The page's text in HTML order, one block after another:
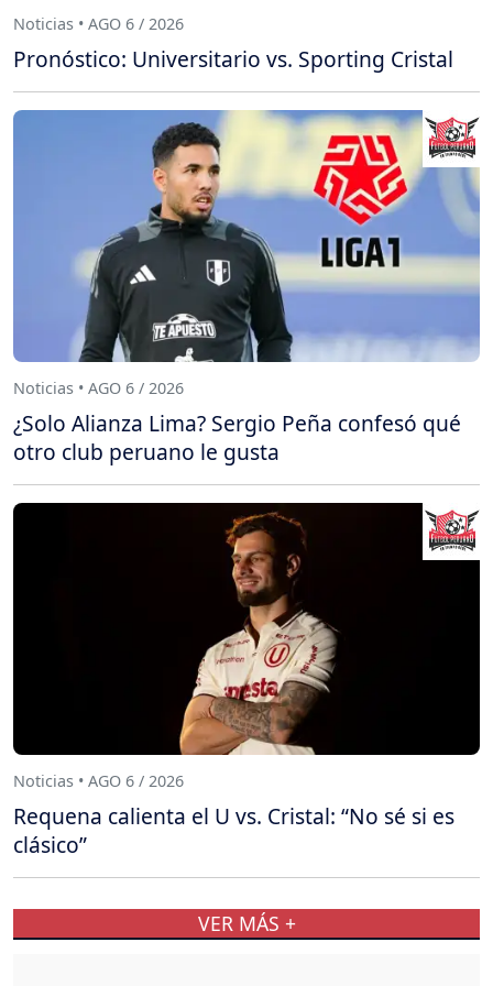
Noticias • AGO 6 / 2026
Pronóstico: Universitario vs. Sporting Cristal
Noticias • AGO 6 / 2026
¿Solo Alianza Lima? Sergio Peña confesó qué
otro club peruano le gusta
Noticias • AGO 6 / 2026
Requena calienta el U vs. Cristal: “No sé si es
clásico”
VER MÁS +